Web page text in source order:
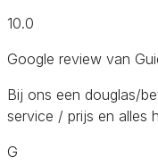
10.0
Google review van
Bij ons een douglas/
service / prijs en alles
G